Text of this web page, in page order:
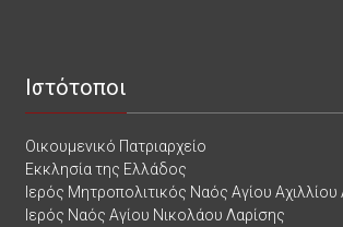
Ιστότοποι
Οικουμενικό Πατριαρχείο
Εκκλησία της Ελλάδος
Ιερός Μητροπολιτικός Ναός Αγίου Αχιλλίου
Ιερός Ναός Αγίου Νικολάου Λαρίσης